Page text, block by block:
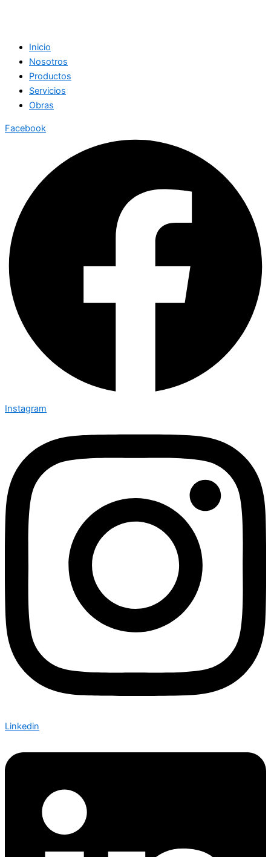
Inicio
Nosotros
Productos
Servicios
Obras
Facebook
Instagram
Linkedin